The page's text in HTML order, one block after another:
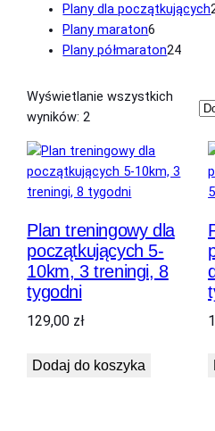
Plany dla początkujących
Plany maraton6
produktów
Plany półmaraton2424
Wyświetlanie wszystkich
wyników: 2
Plan treningowy dla
początkujących 5-
10km, 3 treningi, 8
tygodni
129,00 zł
Dodaj do koszyka